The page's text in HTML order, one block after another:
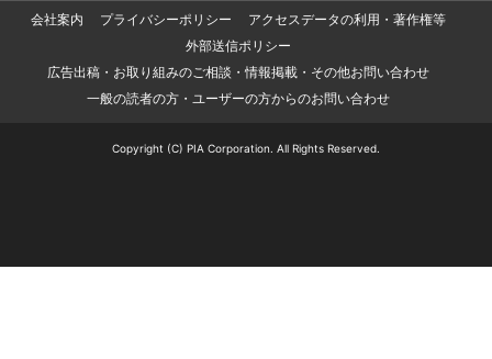
会社案内
プライバシーポリシー
アクセスデータの利用・著作権等
外部送信ポリシー
広告出稿・お取り組みのご相談・情報掲載・その他お問い合わせ
一般の読者の方・ユーザーの方からのお問い合わせ
Copyright (C) PIA Corporation. All Rights Reserved.